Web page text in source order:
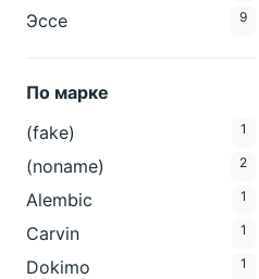
Эссе 9
По марке
(fake)
1
(noname) 2
Alembic 1
Carvin 1
Dokimo 1